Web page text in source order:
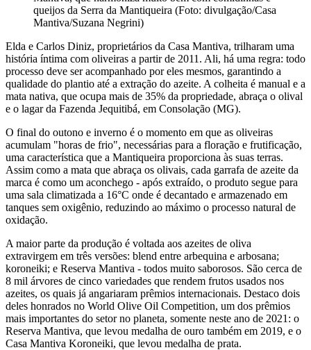
queijos da Serra da Mantiqueira (Foto: divulgação/Casa
Mantiva/Suzana Negrini)
Elda e Carlos Diniz, proprietários da Casa Mantiva, trilharam uma
história íntima com oliveiras a partir de 2011. Ali, há uma regra: todo
processo deve ser acompanhado por eles mesmos, garantindo a
qualidade do plantio até a extração do azeite. A colheita é manual e a
mata nativa, que ocupa mais de 35% da propriedade, abraça o olival
e o lagar da Fazenda Jequitibá, em Consolação (MG).
O final do outono e inverno é o momento em que as oliveiras
acumulam "horas de frio", necessárias para a floração e frutificação,
uma característica que a Mantiqueira proporciona às suas terras.
Assim como a mata que abraça os olivais, cada garrafa de azeite da
marca é como um aconchego - após extraído, o produto segue para
uma sala climatizada a 16°C onde é decantado e armazenado em
tanques sem oxigênio, reduzindo ao máximo o processo natural de
oxidação.
A maior parte da produção é voltada aos azeites de oliva
extravirgem em três versões: blend entre arbequina e arbosana;
koroneiki; e Reserva Mantiva - todos muito saborosos. São cerca de
8 mil árvores de cinco variedades que rendem frutos usados nos
azeites, os quais já angariaram prêmios internacionais. Destaco dois
deles honrados no World Olive Oil Competition, um dos prêmios
mais importantes do setor no planeta, somente neste ano de 2021: o
Reserva Mantiva, que levou medalha de ouro também em 2019, e o
Casa Mantiva Koroneiki, que levou medalha de prata.